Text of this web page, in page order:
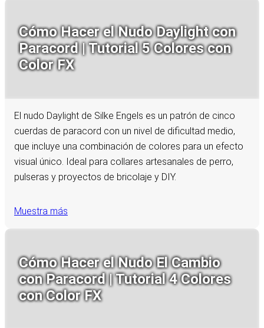
Cómo Hacer el Nudo Daylight con
Paracord | Tutorial 5 Colores con
Color FX
El nudo Daylight de Silke Engels es un patrón de cinco
cuerdas de paracord con un nivel de dificultad medio,
que incluye una combinación de colores para un efecto
visual único. Ideal para collares artesanales de perro,
pulseras y proyectos de bricolaje y DIY.
Muestra más
Cómo Hacer el Nudo El Cambio
con Paracord | Tutorial 4 Colores
con Color FX